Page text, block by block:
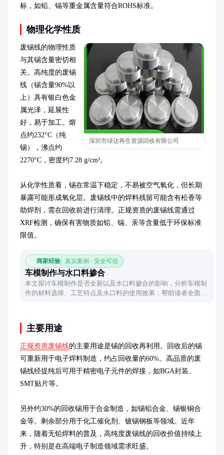
标，如铅、镉等重金属含量符合ROHS标准。
物理化学性质
深圳市绿达再生资源回收有限公司
废锡线的物理性质
与其锡含量密切相
关。高纯度的废锡
线（锡含量90%以
上）具有银白色金
属光泽，延展性
好，易于加工。熔
点约232°C（纯
锡），沸点约
2270°C，密度约7.28 g/cm³。
从化学性质看，锡在常温下稳定，不易被空气氧化，但长期
暴露可能形成氧化层。废锡线中的焊料残留可能含有松香等
助焊剂，需在回收前进行清理。正规资质的废锡线需通过
XRF检测，确保有害物质如铅、镉、汞等含量低于环保标准
限值。
商家经验 真实案例 · 安全可信
车模制作与水口料掺合
本文探讨车模制作是否全新以及水口料掺合的影响，分析车模制
作的材料选择、工艺特点及水口料的使用效果，帮助读者全面了
主要用途
正规资质废锡线的主要用途是锡的回收再利用。回收后的锡
可重新用于电子焊料制造，约占回收量的60%。高品质的废
锡线经提纯后可用于精密电子元件的焊接，如BGA封装、
SMT贴片等。
另外约30%的回收锡用于合金制造，如锡铅合金、锡银铜合
金等。剩余部分用于化工催化剂、镀锡钢板等领域。近年
来，随着无铅焊料的普及，高纯度废锡线的回收价值持续上
升，特别是在高端电子制造领域需求旺盛。